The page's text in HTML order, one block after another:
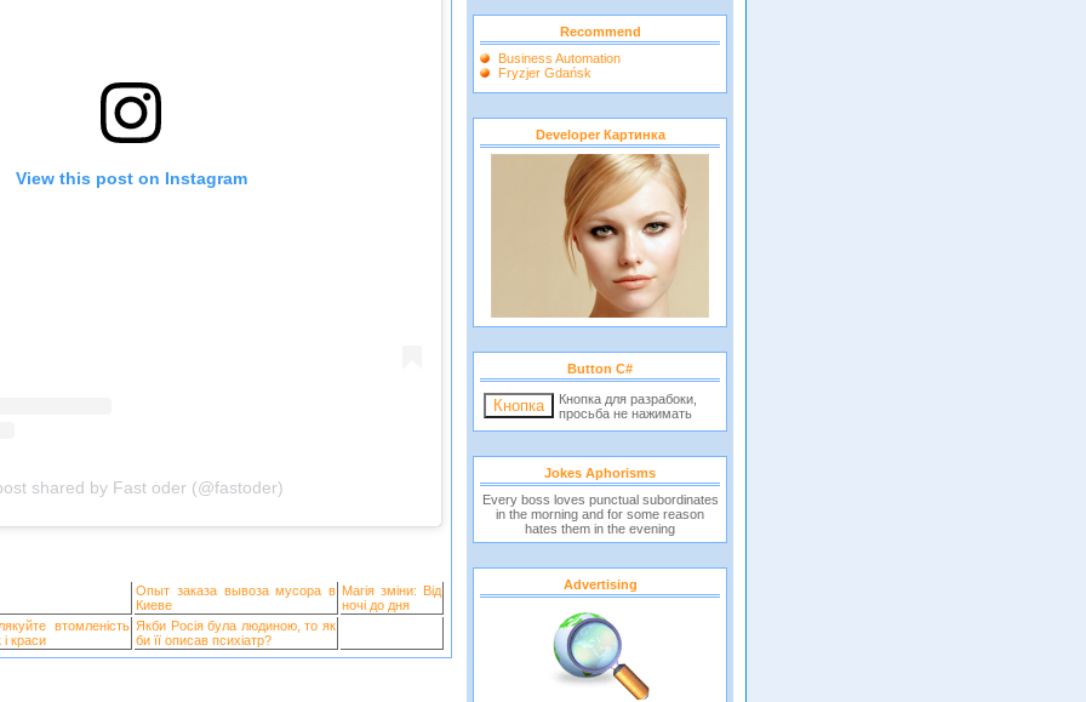
Recommend
Business Automation
Fryzjer Gdańsk
Developer Картинка
Button C#
Кнопка для разрабоки,
просьба не нажимать
Jokes Aphorisms
Every boss loves punctual subordinates
in the morning and for some reason
hates them in the evening
Advertising
View this post on Instagram
shared by Fast oder (@fastoder)
Опыт заказа вывоза мусора в
Киеве
Магія зміни: Від
ночі до дня
втомленість
і краси
Якби Росія була людиною, то як
би її описав психіатр?